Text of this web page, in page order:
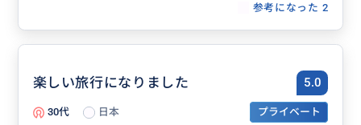
参考になった 2
楽しい旅行になりました 5.0
30代 日本
プライベート